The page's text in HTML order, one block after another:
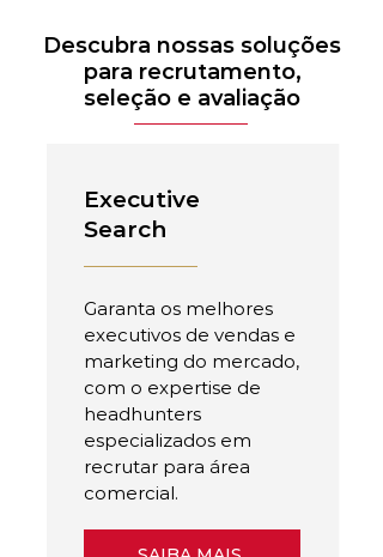
Descubra nossas soluções
para recrutamento,
seleção e avaliação
Executive
Search
Garanta os melhores
executivos de vendas e
marketing do mercado,
com o expertise de
headhunters
especializados em
recrutar para área
comercial.